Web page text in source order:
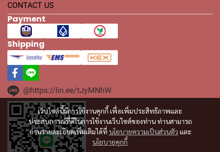
เว็บไซต์นี้มีการใช้งานคุกกี้ เพื่อเพิ่มประสิทธิภาพและ
ประสบการณ์ที่ดีในการใช้งานเว็บไซต์ของท่าน ท่านสามารถ
อ่านรายละเอียดเพิ่มเติมได้ที่ นโยบายความเป็นส่วนตัว และ
นโยบายคุกกี้
CONTACT US
Payment
Shipping
@https://lin.ee/tJyMNhW